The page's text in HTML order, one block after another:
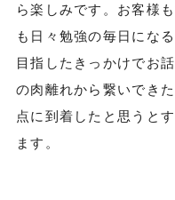
ら楽しみです。お客様
も日々勉強の毎日にな
目指したきっかけでお
の肉離れから繋いでき
点に到着したと思うと
ます。